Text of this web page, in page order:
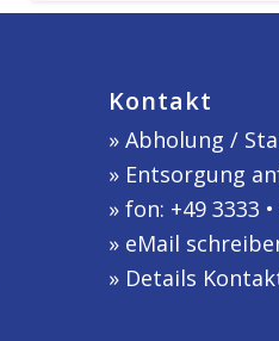
Kontakt
» Abholung /
» Entsorgung
» fon: +49 3333
» eMail
» Details